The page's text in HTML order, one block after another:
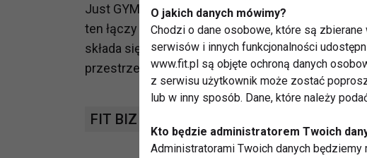
Just GYM to ogólnopolska sieć automatycznych
ten łączy wysoką jakość usług z niską ceną,
składa się z 12 unikalnych stref, łączących się
przestrzeni. Spółka rozpoczęła swoją
FIT BIZ
O jakich danych mówimy?
Chodzi o dane osobowe, które są
serwisów i innych funkcjonalności
www.fit.pl są objęte ochroną danych
z serwisu użytkownik może zostać
lub w inny sposób. Dane, które należy
Kto będzie administratorem Twoich
Administratorami Twoich danych